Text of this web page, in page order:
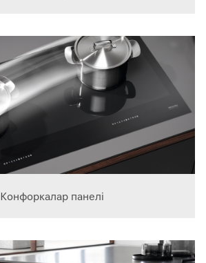
Конфоркалар панелі